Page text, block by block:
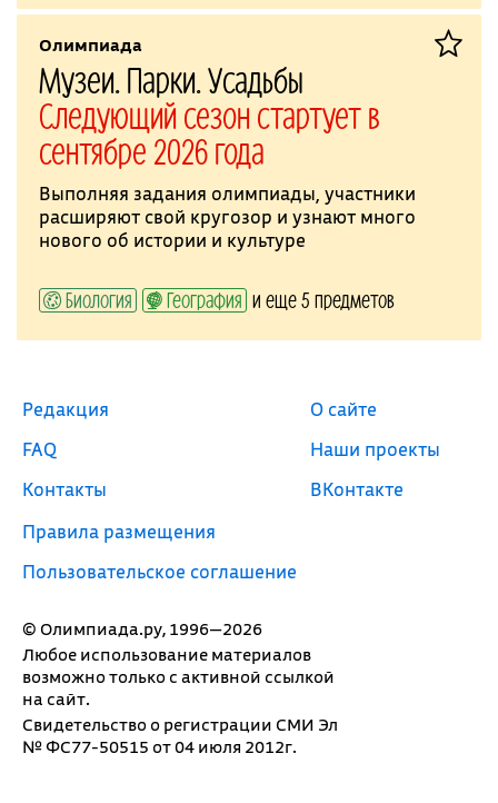
Олимпиада
Музеи. Парки. Усадьбы
Следующий сезон стартует в
сентябре 2026 года
Выполняя задания олимпиады, участники
расширяют свой кругозор и узнают много
нового об истории и культуре
Биология География и еще 5 предметов
© Олимпиада.ру, 1996—2026
Любое использование материалов
возможно только с активной ссылкой
на сайт.
Свидетельство о регистрации СМИ Эл
№ ФС77-50515 от 04 июля 2012г.
Редакция
FAQ
Контакты
Правила размещения
Пользовательское соглашение
О сайте
Наши проекты
ВКонтакте